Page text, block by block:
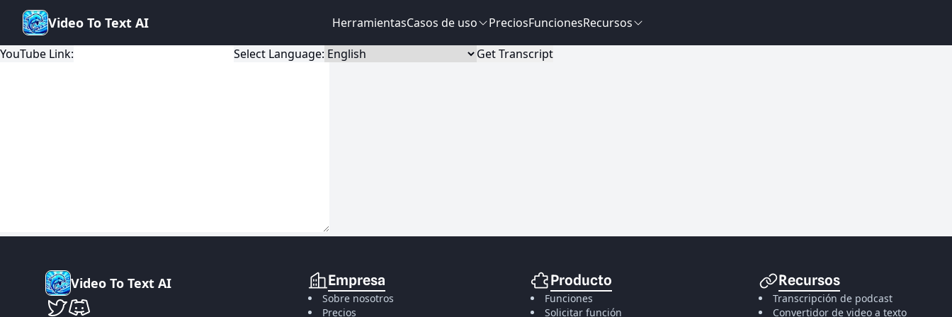
Video To Text AI HerramientasCasos de uso PreciosFuncionesRecursos
YouTube Link:
Select Language: Get Transcript
Video To Text AI
VideoToTextAI en Twitter
VideoToTextAI en Discord
Empresa
Sobre nosotros
Precios
Producto
Funciones
Solicitar función
Recursos
Transcripción de podcast
Convertidor de video a texto